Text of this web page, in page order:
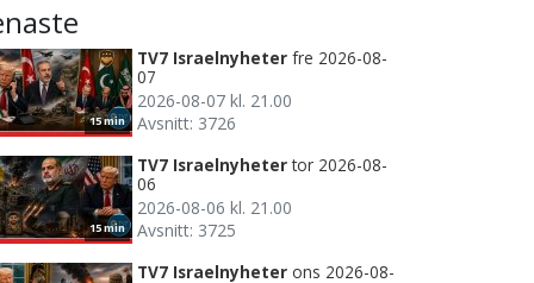
15 min
TV7 Israelnyheter fre 2026-08-
07
2026-08-07 kl. 21.00
Avsnitt: 3726
15 min
TV7 Israelnyheter tor 2026-08-
06
2026-08-06 kl. 21.00
Avsnitt: 3725
TV7 Israelnyheter ons 2026-08-